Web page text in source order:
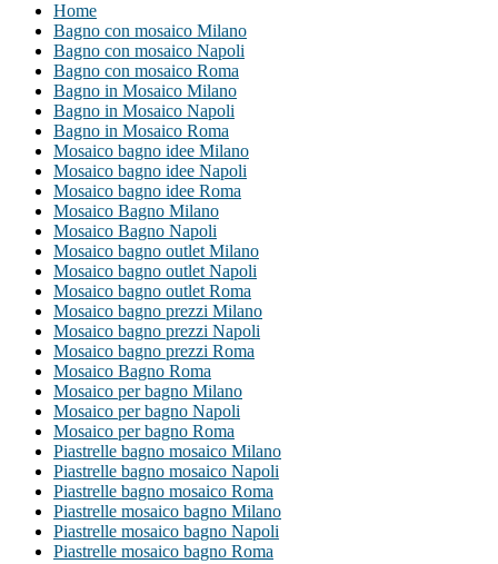
Home
Bagno con mosaico Milano
Bagno con mosaico Napoli
Bagno con mosaico Roma
Bagno in Mosaico Milano
Bagno in Mosaico Napoli
Bagno in Mosaico Roma
Mosaico bagno idee Milano
Mosaico bagno idee Napoli
Mosaico bagno idee Roma
Mosaico Bagno Milano
Mosaico Bagno Napoli
Mosaico bagno outlet Milano
Mosaico bagno outlet Napoli
Mosaico bagno outlet Roma
Mosaico bagno prezzi Milano
Mosaico bagno prezzi Napoli
Mosaico bagno prezzi Roma
Mosaico Bagno Roma
Mosaico per bagno Milano
Mosaico per bagno Napoli
Mosaico per bagno Roma
Piastrelle bagno mosaico Milano
Piastrelle bagno mosaico Napoli
Piastrelle bagno mosaico Roma
Piastrelle mosaico bagno Milano
Piastrelle mosaico bagno Napoli
Piastrelle mosaico bagno Roma